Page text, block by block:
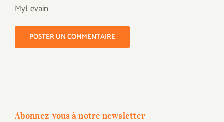
MyLevain
Abonnez-vous à notre newsletter